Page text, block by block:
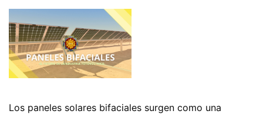
Los paneles solares bifaciales surgen como una